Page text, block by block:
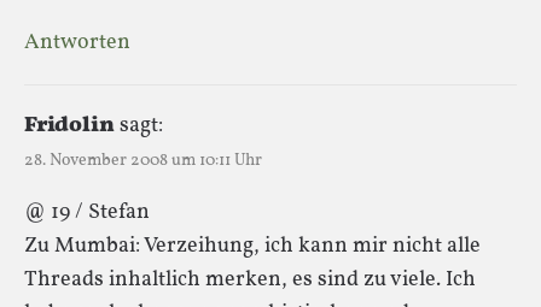
Antworten
Fridolinsagt:
28. November 2008 um 10:11 Uhr
@ 19 / Stefan
Zu Mumbai: Verzeihung, ich kann mir nicht alle
Threads inhaltlich merken, es sind zu viele. Ich